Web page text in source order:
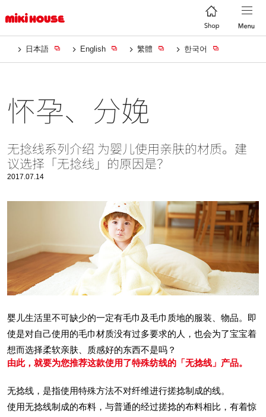
日本語 English 繁體 한국어
怀孕、分娩
无捻线系列介绍 为婴儿使用亲肤的材质。建
议选择「无捻线」的原因是？
2017.07.14
婴儿生活里不可缺少的一定有毛巾及毛巾质地的服装、物品。即
使是对自己使用的毛巾材质没有过多要求的人，也会为了宝宝着
想而选择柔软亲肤、质感好的东西不是吗？
由此，就要为您推荐这款使用了特殊纺线的「无捻线」产品。
无捻线，是指使用特殊方法不对纤维进行搓捻制成的线。
使用无捻线制成的布料，与普通的经过搓捻的布料相比，有着惊